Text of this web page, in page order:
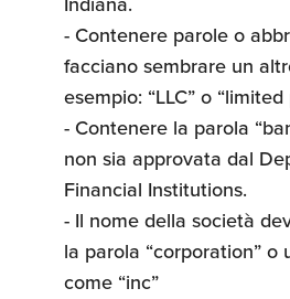
- Contenere parole o
facciano sembrare un
esempio: “LLC” o
- Contenere la parola
non sia approvata dal
Financial Institutions.
- Il nome della società
la parola “corporation” o
come “inc”